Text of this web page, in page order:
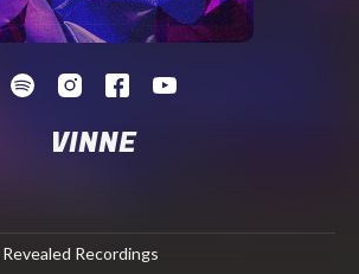
VINNE
Recordings